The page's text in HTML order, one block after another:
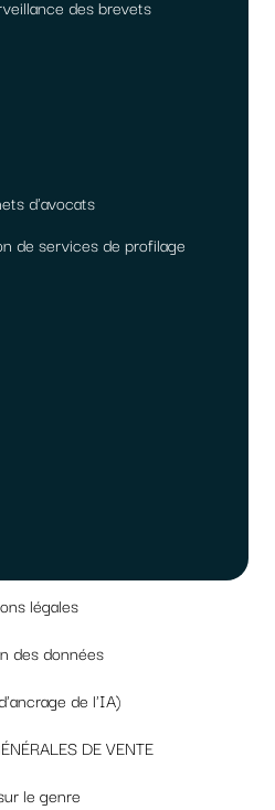
des brevets
d'avocats
de services de profilage
légales
des données
de l'IA)
DE VENTE
le genre